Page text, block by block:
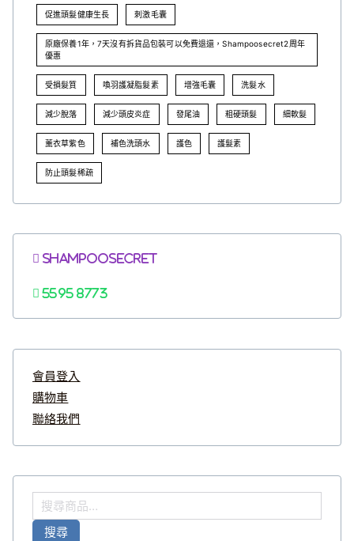
促進頭髮健康生長 刺激毛囊
原廠保養1年，7天沒有拆貨品包裝可以免費退還，Shampoosecret2周年
優惠
受損髮質 喚羽護凝脂髮素 增強毛囊 洗髮水
減少脫落 減少頭皮炎症 發尾油 粗硬頭髮 細軟髮
薰衣草紫色 補色洗頭水 護色 護髮素
防止頭髮稀疏
Shampoosecret
5595 8773
會員登入
購物車
聯絡我們
搜
尋
搜尋